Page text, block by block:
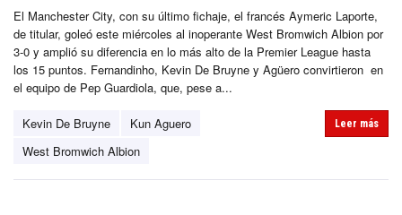
El Manchester City, con su último fichaje, el francés Aymeric Laporte,
de titular, goleó este miércoles al inoperante West Bromwich Albion por
3-0 y amplió su diferencia en lo más alto de la Premier League hasta
los 15 puntos. Fernandinho, Kevin De Bruyne y Agüero convirtieron en
el equipo de Pep Guardiola, que, pese a...
Kevin De Bruyne
Kun Aguero
West Bromwich Albion
Leer más